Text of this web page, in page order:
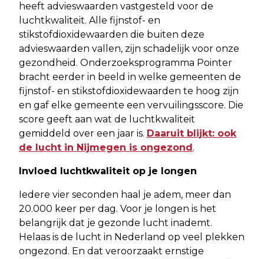
heeft advieswaarden vastgesteld voor de
luchtkwaliteit. Alle fijnstof- en
stikstofdioxidewaarden die buiten deze
advieswaarden vallen, zijn schadelijk voor onze
gezondheid. Onderzoeksprogramma Pointer
bracht eerder in beeld in welke gemeenten de
fijnstof- en stikstofdioxidewaarden te hoog zijn
en gaf elke gemeente een vervuilingsscore. Die
score geeft aan wat de luchtkwaliteit
gemiddeld over een jaar is. Daaruit blijkt: ook
de lucht in Nijmegen is ongezond .
Invloed luchtkwaliteit op je longen
Iedere vier seconden haal je adem, meer dan
20.000 keer per dag. Voor je longen is het
belangrijk dat je gezonde lucht inademt.
Helaas is de lucht in Nederland op veel plekken
ongezond. En dat veroorzaakt ernstige